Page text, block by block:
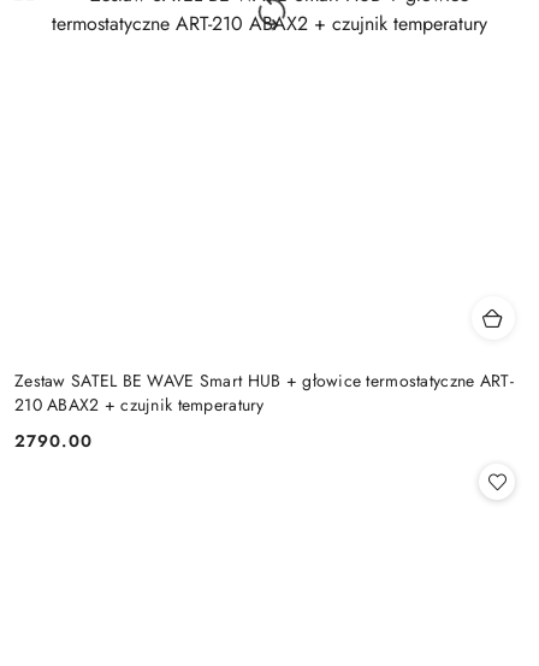
Zestaw SATEL BE WAVE Smart HUB + głowice termostatyczne ART-
210 ABAX2 + czujnik temperatury
Cena:
2790.00